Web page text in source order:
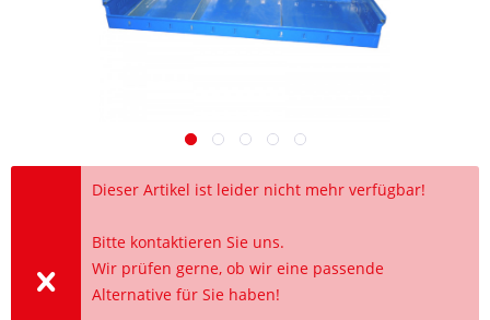
Dieser Artikel ist leider nicht mehr verfügbar!
Bitte kontaktieren Sie uns.
Wir prüfen gerne, ob wir eine passende
Alternative für Sie haben!